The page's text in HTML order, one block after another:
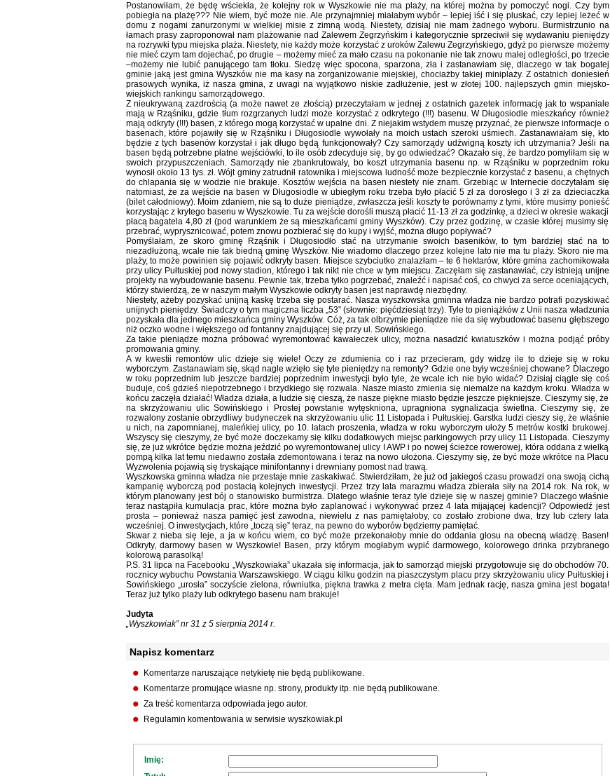
Postanowiłam, że będę wściekła, że kolejny rok w Wyszkowie nie ma plaży, na której można by pomoczyć nogi. Czy bym
pobiegła na plażę??? Nie wiem, być może nie. Ale przynajmniej miałabym wybór – lepiej iść i się pluskać, czy lepiej leżeć w
domu z nogami zanurzonymi w wielkiej misie z zimną wodą. Niestety, dzisiaj nie mam żadnego wyboru. Burmistrzunio na
łamach prasy zaproponował nam plażowanie nad Zalewem Zegrzyńskim i kategorycznie sprzeciwił się wydawaniu pieniędzy
na rozrywki typu miejska plaża. Niestety, nie każdy może korzystać z uroków Zalewu Zegrzyńskiego, gdyż po pierwsze możemy
nie mieć czym tam dojechać, po drugie – możemy mieć za mało czasu na pokonanie nie tak znowu małej odległości, po trzecie
–możemy nie lubić panującego tam tłoku. Siedzę więc spocona, sparzona, zła i zastanawiam się, dlaczego w tak bogatej
gminie jaką jest gmina Wyszków nie ma kasy na zorganizowanie miejskiej, chociażby takiej miniplaży. Z ostatnich doniesień
prasowych wynika, iż nasza gmina, z uwagi na wyjątkowo niskie zadłużenie, jest w złotej 100. najlepszych gmin miejsko-
wiejskich rankingu samorządowego.
Z nieukrywaną zazdrością (a może nawet ze złością) przeczytałam w jednej z ostatnich gazetek informację jak to wspaniale
mają w Rząśniku, gdzie tłum rozgrzanych ludzi może korzystać z odkrytego (!!!) basenu. W Długosiodle mieszkańcy również
mają odkryty (!!!) basen, z którego mogą korzystać w upalne dni. Z niejakim wstydem muszę przyznać, że pierwsze informacje o
basenach, które pojawiły się w Rząśniku i Długosiodle wywołały na moich ustach szeroki uśmiech. Zastanawiałam się, kto
będzie z tych basenów korzystał i jak długo będą funkcjonowały? Czy samorządy udźwigną koszty ich utrzymania? Jeśli na
basen będą potrzebne płatne wejściówki, to ile osób zdecyduje się, by go odwiedzać? Okazało się, że bardzo pomyliłam się w
swoich przypuszczeniach. Samorządy nie zbankrutowały, bo koszt utrzymania basenu np. w Rząśniku w poprzednim roku
wynosił około 13 tys. zł. Wójt gminy zatrudnił ratownika i miejscowa ludność może bezpiecznie korzystać z basenu, a chętnych
do chlapania się w wodzie nie brakuje. Kosztów wejścia na basen niestety nie znam. Grzebiąc w Internecie doczytałam się
natomiast, że za wejście na basen w Długosiodle w ubiegłym roku trzeba było płacić 5 zł za dorosłego i 3 zł za dzieciaczka
(bilet całodniowy). Moim zdaniem, nie są to duże pieniądze, zwłaszcza jeśli koszty te porównamy z tymi, które musimy ponieść
korzystając z krytego basenu w Wyszkowie. Tu za wejście dorośli muszą płacić 11-13 zł za godzinkę, a dzieci w okresie wakacji
płacą bagatela 4,80 zł (pod warunkiem że są mieszkańcami gminy Wyszków). Czy przez godzinę, w czasie której musimy się
przebrać, wyprysznicować, potem znowu pozbierać się do kupy i wyjść, można długo popływać?
Pomyślałam, że skoro gminę Rząśnik i Długosiodło stać na utrzymanie swoich baseników, to tym bardziej stać na to
niezadłużoną, wcale nie tak biedną gminę Wyszków. Nie wiadomo dlaczego przez kolejne lato nie ma tu plaży. Skoro nie ma
plaży, to może powinien się pojawić odkryty basen. Miejsce szybciutko znalazłam – te 6 hektarów, które gmina zachomikowała
przy ulicy Pułtuskiej pod nowy stadion, którego i tak nikt nie chce w tym miejscu. Zaczęłam się zastanawiać, czy istnieją unijne
projekty na wybudowanie basenu. Pewnie tak, trzeba tylko pogrzebać, znaleźć i napisać coś, co chwyci za serce oceniających,
którzy stwierdzą, że w naszym małym Wyszkowie odkryty basen jest naprawdę niezbędny.
Niestety, ażeby pozyskać unijną kaskę trzeba się postarać. Nasza wyszkowska gminna władza nie bardzo potrafi pozyskiwać
unijnych pieniędzy. Świadczy o tym magiczna liczba „53” (słownie: pięćdziesiąt trzy). Tyle to pieniążków z Unii nasza władzunia
pozyskała dla jednego mieszkańca gminy Wyszków. Cóż, za tak olbrzymie pieniądze nie da się wybudować basenu głębszego
niż oczko wodne i większego od fontanny znajdującej się przy ul. Sowińskiego.
Za takie pieniądze można próbować wyremontować kawałeczek ulicy, można nasadzić kwiatuszków i można podjąć próby
promowania gminy.
A w kwestii remontów ulic dzieje się wiele! Oczy ze zdumienia co i raz przecieram, gdy widzę ile to dzieje się w roku
wyborczym. Zastanawiam się, skąd nagle wzięło się tyle pieniędzy na remonty? Gdzie one były wcześniej chowane? Dlaczego
w roku poprzednim lub jeszcze bardziej poprzednim inwestycji było tyle, że wcale ich nie było widać? Dzisiaj ciągle się coś
buduje, coś gdzieś niepotrzebnego i brzydkiego się rozwala. Nasze miasto zmienia się niemalże na każdym kroku. Władza w
końcu zaczęła działać! Władza działa, a ludzie się cieszą, że nasze piękne miasto będzie jeszcze piękniejsze. Cieszymy się, że
na skrzyżowaniu ulic Sowińskiego i Prostej powstanie wytęskniona, upragniona sygnalizacja świetlna. Cieszymy się, że
rozwalony zostanie obrzydliwy budyneczek na skrzyżowaniu ulic 11 Listopada i Pułtuskiej. Garstka ludzi cieszy się, że właśnie
u nich, na zapomnianej, maleńkiej ulicy, po 10. latach proszenia, władza w roku wyborczym ułoży 5 metrów kostki brukowej.
Wszyscy się cieszymy, że być może doczekamy się kilku dodatkowych miejsc parkingowych przy ulicy 11 Listopada. Cieszymy
się, że już wkrótce będzie można jeździć po wyremontowanej ulicy I AWP i po nowej ścieżce rowerowej, która oddana z wielką
pompą kilka lat temu niedawno została zdemontowana i teraz na nowo ułożona. Cieszymy się, że być może wkrótce na Placu
Wyzwolenia pojawią się tryskające minifontanny i drewniany pomost nad trawą.
Wyszkowska gminna władza nie przestaje mnie zaskakiwać. Stwierdziłam, że już od jakiegoś czasu prowadzi ona swoją cichą
kampanię wyborczą pod postacią kolejnych inwestycji. Przez trzy lata marazmu władza zbierała siły na 2014 rok. Na rok, w
którym planowany jest bój o stanowisko burmistrza. Dlatego właśnie teraz tyle dzieje się w naszej gminie? Dlaczego właśnie
teraz nastąpiła kumulacja prac, które można było zaplanować i wykonywać przez 4 lata mijającej kadencji? Odpowiedź jest
prosta – ponieważ nasza pamięć jest zawodna, niewielu z nas pamiętałoby, co zostało zrobione dwa, trzy lub cztery lata
wcześniej. O inwestycjach, które „toczą się” teraz, na pewno do wyborów będziemy pamiętać.
Skwar z nieba się leje, a ja w końcu wiem, co być może przekonałoby mnie do oddania głosu na obecną władzę. Basen!
Odkryty, darmowy basen w Wyszkowie! Basen, przy którym mogłabym wypić darmowego, kolorowego drinka przybranego
kolorową parasolką!
P.S. 31 lipca na Facebooku „Wyszkowiaka” ukazała się informacja, jak to samorząd miejski przygotowuje się do obchodów 70.
rocznicy wybuchu Powstania Warszawskiego. W ciągu kilku godzin na piaszczystym placu przy skrzyżowaniu ulicy Pułtuskiej i
Sowińskiego „urosła” soczyście zielona, równiutka, piękna trawka z metra cięta. Mam jednak rację, nasza gmina jest bogata!
Teraz już tylko plaży lub odkrytego basenu nam brakuje!
Judyta
„Wyszkowiak” nr 31 z 5 sierpnia 2014 r.
Napisz komentarz
Komentarze naruszające netykietę nie będą publikowane.
Komentarze promujące własne np. strony, produkty itp. nie będą publikowane.
Za treść komentarza odpowiada jego autor.
Regulamin komentowania w serwisie wyszkowiak.pl
Imię: